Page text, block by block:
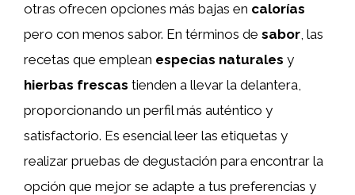
otras ofrecen opciones más bajas en calorías
pero con menos sabor. En términos de sabor, las
recetas que emplean especias naturales y
hierbas frescas tienden a llevar la delantera,
proporcionando un perfil más auténtico y
satisfactorio. Es esencial leer las etiquetas y
realizar pruebas de degustación para encontrar la
opción que mejor se adapte a tus preferencias y